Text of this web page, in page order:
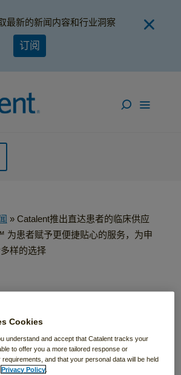
最新的新闻内容和行业洞察
订阅
» Catalent推出直达患者的临床供应
为患者赋予更便捷贴心的服务，为申
样的选择
临床供应服务
为患者
更便捷贴心的
Cookies
understand and accept that Catalent tracks your
to offer you a more tailored response or
and that your personal data will be held
Privacy Policy